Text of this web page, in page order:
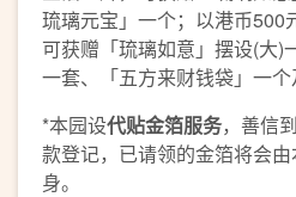
琉璃元宝」一个；以港币500
可获赠「琉璃如意」摆设(大)
一套、「五方来财钱袋」一个
*本园设代贴金箔服务，善信
款登记，已请领的金箔将会
身。